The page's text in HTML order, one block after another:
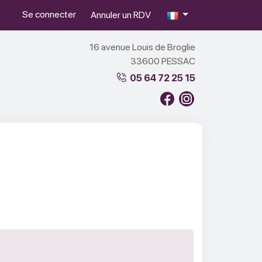
Se connecter Annuler un RDV
16 avenue Louis de Broglie
33600 PESSAC
05 64 72 25 15